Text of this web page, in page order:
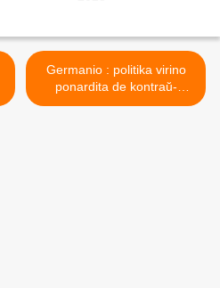
Germanio : politika virino
ponardita de kontraŭ-
migranta ulo >